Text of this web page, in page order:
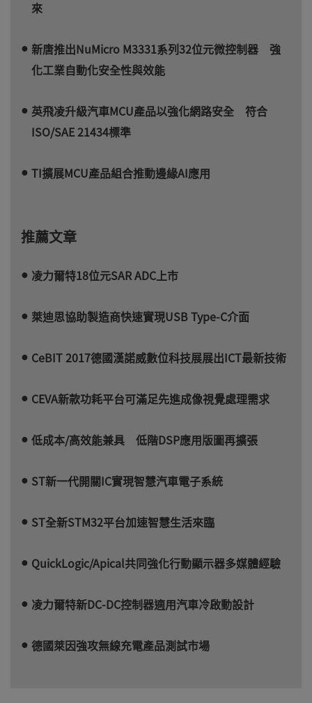
來
新唐推出NuMicro M3331系列32位元微控制器 強
化工業自動化安全性與效能
英飛凌升級汽車MCU產品以強化網路安全 符合
ISO/SAE 21434標準
TI擴展MCU產品組合推動邊緣AI應用
推薦文章
凌力爾特18位元SAR ADC上市
萊迪思協助製造商快速實現USB Type-C介面
CeBIT 2017德國漢諾威數位科技展展出ICT最新技術
CEVA新款功耗平台可滿足先進成像視覺處理需求
低成本/高效能兼具 低階DSP應用版圖再擴張
ST新一代開關IC實現智慧汽車電子系統
ST全新STM32平台加速智慧生活來臨
QuickLogic/Apical共同強化行動顯示器多媒體經驗
凌力爾特新DC-DC控制器適用汽車冷啟動設計
德國萊因強攻無線充電產品測試市場